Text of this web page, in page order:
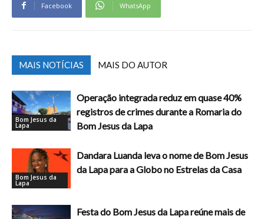
Facebook WhatsApp
MAIS NOTÍCIAS MAIS DO AUTOR
Bom Jesus da
Lapa
Operação integrada reduz em quase 40%
registros de crimes durante a Romaria do
Bom Jesus da Lapa
Bom Jesus da
Lapa
Dandara Luanda leva o nome de Bom Jesus
da Lapa para a Globo no Estrelas da Casa
Festa do Bom Jesus da Lapa reúne mais de